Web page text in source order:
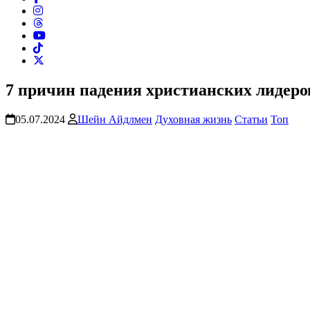
7 причин падения христианских
05.07.2024 Шейн Айдлмен Духовная жизнь Статьи Топ